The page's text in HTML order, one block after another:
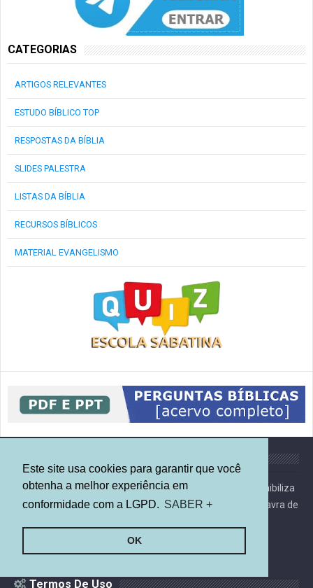
Este site usa cookies para garantir que você
obtenha a melhor experiência em
conformidade com a LGPD. SABER +
OK
CATEGORIAS
ARTIGOS RELEVANTES
ESTUDO BÍBLICO TOP
RESPOSTAS DA BÍBLIA
SLIDES PALESTRA
LISTAS DA BÍBLIA
RECURSOS BÍBLICOS
MATERIAL EVANGELISMO
Esse blog compartilha informações sobre a Bíblia e disponibiliza
recursos para quem deseja aprofundar os estudos na palavra de
Termos De Uso